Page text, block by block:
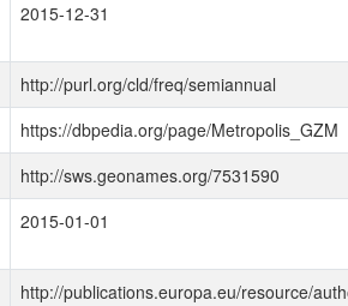
2015-12-31
http://purl.org/cld/freq/semiannual
https://dbpedia.org/page/Metropolis_GZM
http://sws.geonames.org/7531590
2015-01-01
http://publications.europa.eu/resource/